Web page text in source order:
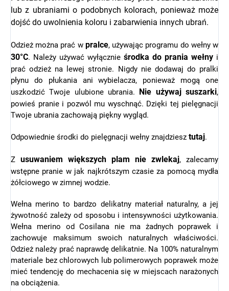
lub z ubraniami o podobnych kolorach, ponieważ może
dojść do uwolnienia koloru i zabarwienia innych ubrań.
Odzież można prać w pralce, używając programu do wełny w
30°C. Należy używać wyłącznie środka do prania wełny i
prać odzież na lewej stronie. Nigdy nie dodawaj do pralki
płynu do płukania ani wybielacza, ponieważ mogą one
uszkodzić Twoje ulubione ubrania.
Nie używaj suszarki,
powieś pranie i pozwól mu wyschnąć. Dzięki tej pielęgnacji
Twoje ubrania zachowają piękny wygląd.
Odpowiednie środki do pielęgnacji wełny znajdziesz tutaj.
Z usuwaniem większych plam nie zwlekaj, zalecamy
wstępne pranie w jak najkrótszym czasie za pomocą mydła
żółciowego w zimnej wodzie.
Wełna merino to bardzo delikatny materiał naturalny, a jej
żywotność zależy od sposobu i intensywności użytkowania.
Wełna merino od Cosilana nie ma żadnych poprawek i
zachowuje maksimum swoich naturalnych właściwości.
Odzież należy prać naprawdę delikatnie. Na 100% naturalnym
materiale bez chlorowych lub polimerowych poprawek może
mieć tendencję do mechacenia się w miejscach narażonych
na obciążenia.